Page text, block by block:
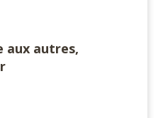
aux autres,